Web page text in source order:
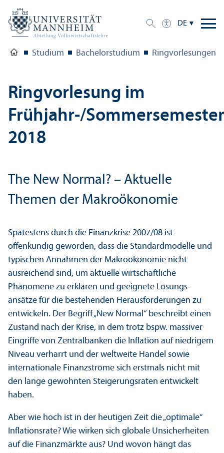
DE
Studium Bachelor­studium Ringvorlesungen
Ringvorlesung im
Frühjahr-/Sommersemester
2018
The New Normal? – Aktuelle
Themen der Makroökonomie
Spätestens durch die Finanz­krise 2007/08 ist
offenkundig geworden, dass die Standard­modelle und
typischen Annahmen der Makroökonomie nicht
ausreichend sind, um aktuelle wirtschaft­liche
Phänomene zu erklären und geeignete Lösungs­
ansätze für die bestehenden Herausforderungen zu
entwickeln. Der Begriff „New Normal“ beschreibt einen
Zustand nach der Krise, in dem trotz bspw. massiver
Eingriffe von Zentralbanken die Inflation auf niedrigem
Niveau verharrt und der weltweite Handel sowie
internationale Finanz­ströme sich erstmals nicht mit
den lange gewohnten Steigerungs­raten entwickelt
haben.
Aber wie hoch ist in der heutigen Zeit die „optimale“
Inflations­rate? Wie wirken sich globale Unsicherheiten
auf die Finanz­märkte aus? Und wovon hängt das